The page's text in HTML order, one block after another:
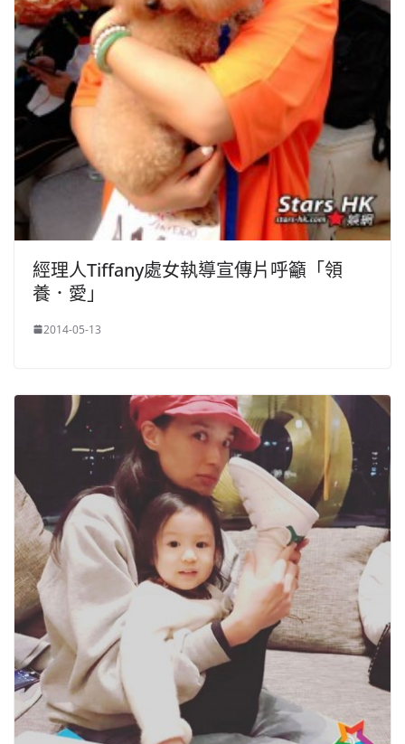
經理人Tiffany處女執導宣傳片呼籲「領
養．愛」
2014-05-13